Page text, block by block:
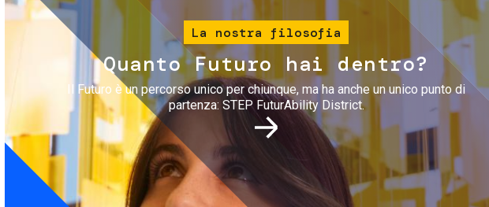
La nostra filosofia
Quanto Futuro hai dentro?
Il Futuro è un percorso unico per chiunque, ma ha anche un unico punto di
partenza: STEP FuturAbility District.